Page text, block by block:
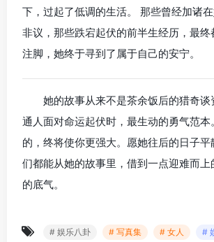
下，过起了低调的生活。 那些曾经加诸
非议，那些跌宕起伏的前半生经历，最终
注脚，她终于寻到了属于自己的安宁。
她的故事从来不是茶余饭后的猎奇
通人面对命运起伏时，最生动的勇气范
的，终将使你更强大。愿她往后的日子
们都能从她的故事里，借到一点迎难而上
的底气。
# 娱乐八卦 # 写真集 # 女人 #